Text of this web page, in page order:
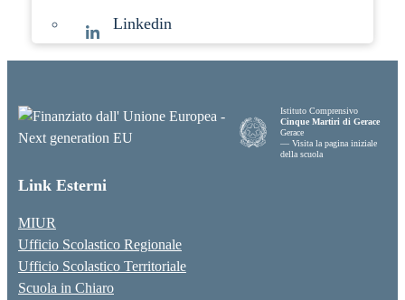
Linkedin
Istituto Comprensivo
Cinque Martiri di Gerace
Gerace
— Visita la pagina iniziale
della scuola
Link Esterni
MIUR
Ufficio Scolastico Regionale
Ufficio Scolastico Territoriale
Scuola in Chiaro